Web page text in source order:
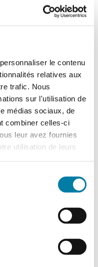
le contenu
relatives aux
trafic. Nous
sur l'utilisation de
médias sociaux, de
combiner celles-ci
leur avez fournies
utilisation de leurs
Alors, qu’est-ce
sur…
pour
vidéo